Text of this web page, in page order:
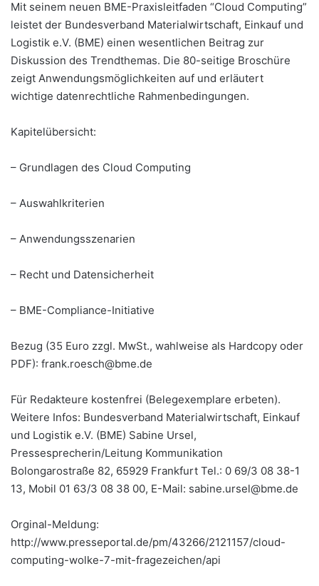
Mit seinem neuen BME-Praxisleitfaden “Cloud Computing”
leistet der Bundesverband Materialwirtschaft, Einkauf und
Logistik e.V. (BME) einen wesentlichen Beitrag zur
Diskussion des Trendthemas. Die 80-seitige Broschüre
zeigt Anwendungsmöglichkeiten auf und erläutert
wichtige datenrechtliche Rahmenbedingungen.
Kapitelübersicht:
– Grundlagen des Cloud Computing
– Auswahlkriterien
– Anwendungsszenarien
– Recht und Datensicherheit
– BME-Compliance-Initiative
Bezug (35 Euro zzgl. MwSt., wahlweise als Hardcopy oder
PDF): frank.roesch@bme.de
Für Redakteure kostenfrei (Belegexemplare erbeten).
Weitere Infos: Bundesverband Materialwirtschaft, Einkauf
und Logistik e.V. (BME) Sabine Ursel,
Pressesprecherin/Leitung Kommunikation
Bolongarostraße 82, 65929 Frankfurt Tel.: 0 69/3 08 38-1
13, Mobil 01 63/3 08 38 00, E-Mail: sabine.ursel@bme.de
Orginal-Meldung:
http://www.presseportal.de/pm/43266/2121157/cloud-
computing-wolke-7-mit-fragezeichen/api